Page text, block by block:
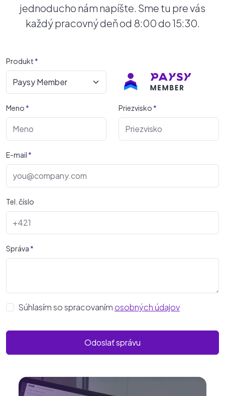
jednoducho nám napíšte. Sme tu pre vás
každý pracovný deň od 8:00 do 15:30.
Produkt *
Meno * Priezvisko *
E-mail *
Tel. číslo
Správa *
Súhlasím so spracovaním osobných údajov
Odoslať správu